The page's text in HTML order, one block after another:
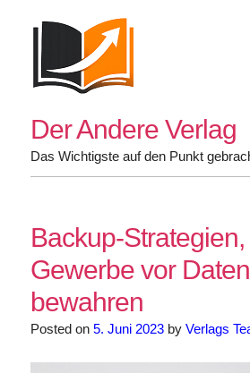
Der Andere Verlag
Das Wichtigste auf den Punkt
Backup-
Gewerbe vor
bewahren
Posted on 5. Juni 2023by Verlags